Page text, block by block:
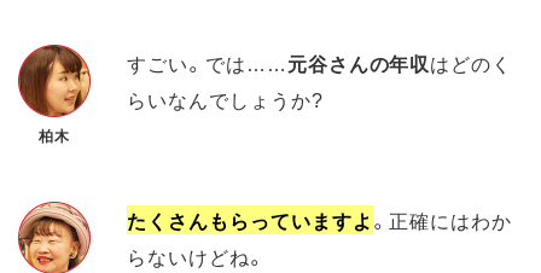
柏木
すごい。では……元谷さんの年収はどのく
らいなんでしょうか?
たくさんもらっていますよ。正確にはわか
らないけどね。